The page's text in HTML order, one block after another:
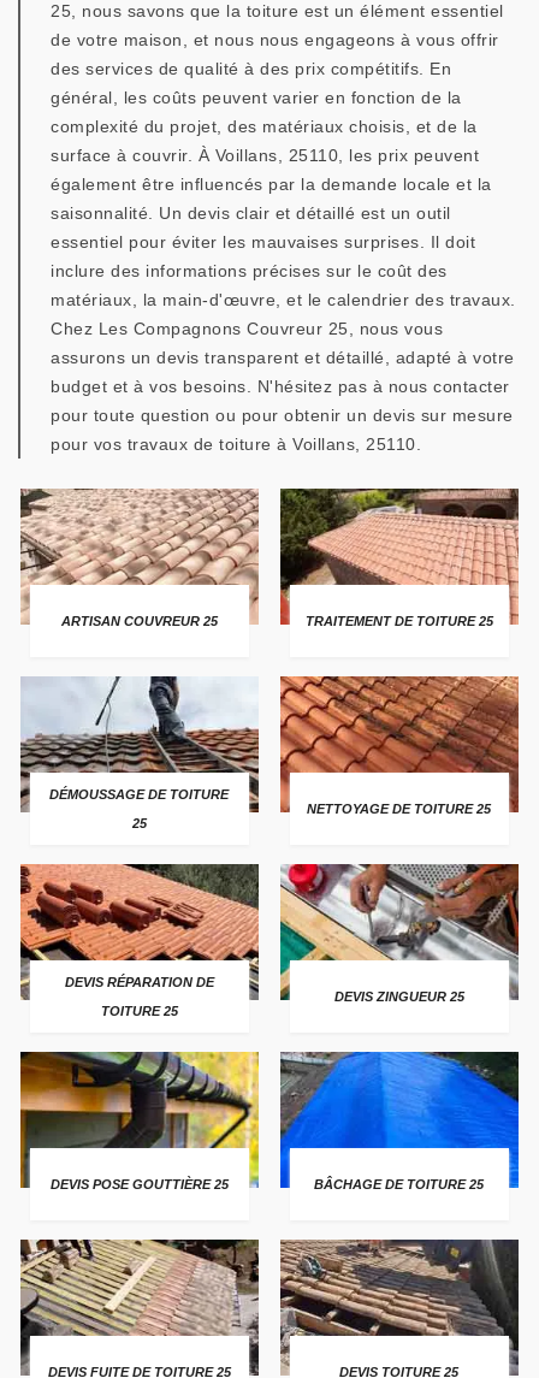
25, nous savons que la toiture est un élément essentiel
de votre maison, et nous nous engageons à vous offrir
des services de qualité à des prix compétitifs. En
général, les coûts peuvent varier en fonction de la
complexité du projet, des matériaux choisis, et de la
surface à couvrir. À Voillans, 25110, les prix peuvent
également être influencés par la demande locale et la
saisonnalité. Un devis clair et détaillé est un outil
essentiel pour éviter les mauvaises surprises. Il doit
inclure des informations précises sur le coût des
matériaux, la main-d'œuvre, et le calendrier des travaux.
Chez Les Compagnons Couvreur 25, nous vous
assurons un devis transparent et détaillé, adapté à votre
budget et à vos besoins. N'hésitez pas à nous contacter
pour toute question ou pour obtenir un devis sur mesure
pour vos travaux de toiture à Voillans, 25110.
ARTISAN COUVREUR 25 TRAITEMENT DE TOITURE 25
DÉMOUSSAGE DE TOITURE
25
NETTOYAGE DE TOITURE 25
DEVIS RÉPARATION DE
TOITURE 25
DEVIS ZINGUEUR 25
DEVIS POSE GOUTTIÈRE 25 BÂCHAGE DE TOITURE 25
DEVIS FUITE DE TOITURE 25 DEVIS TOITURE 25